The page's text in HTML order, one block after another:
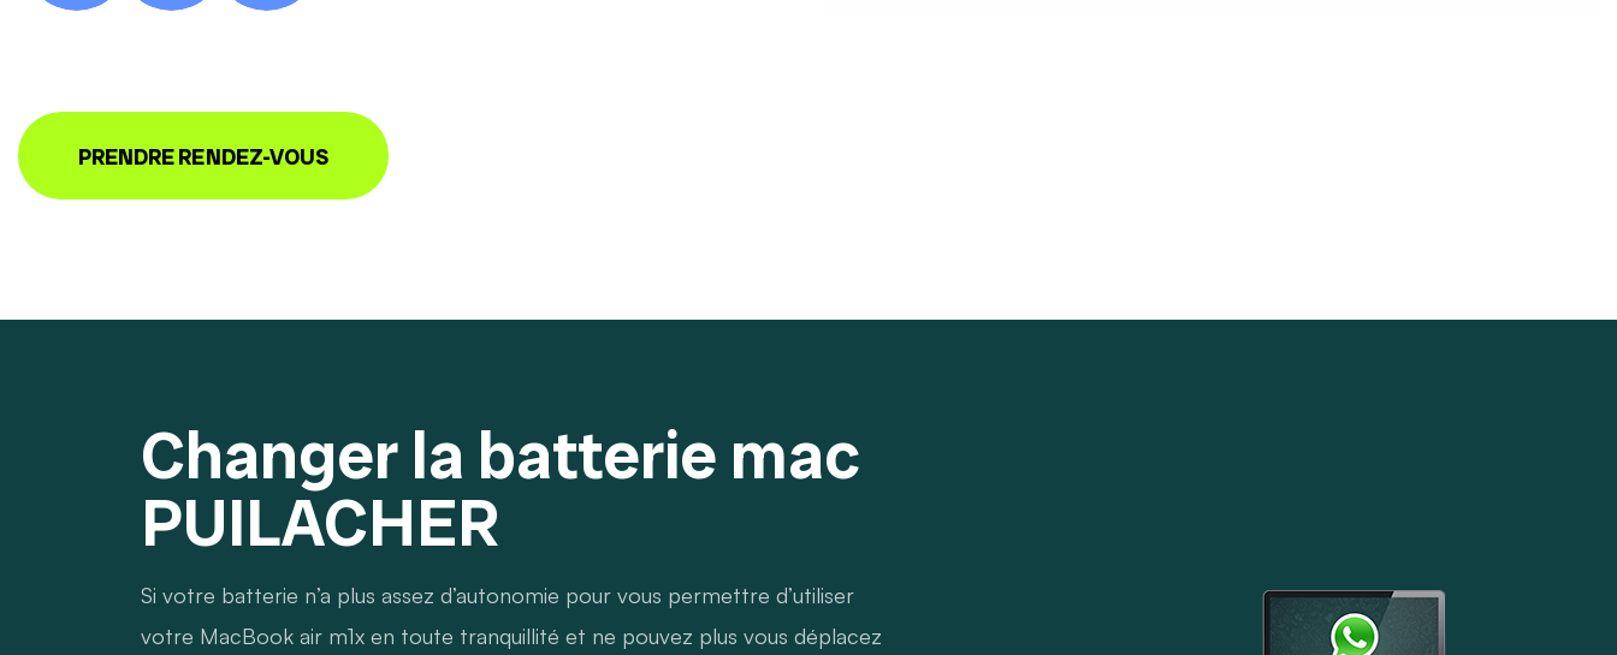
PRENDRE RENDEZ-VOUS
Changer la batterie mac
PUILACHER
Si votre batterie n’a plus assez d’autonomie pour vous permettre d’utiliser
votre MacBook air m1x en toute tranquillité et ne pouvez plus vous déplacez